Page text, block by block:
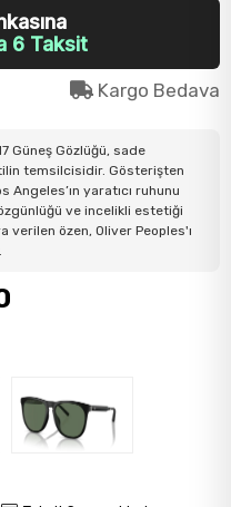
6 Taksit
Kargo Bedava
Güneş Gözlüğü, sade
temsilcisidir. Gösterişten
yaratıcı ruhunu
ve incelikli estetiği
verilen özen, Oliver Peoples'ı